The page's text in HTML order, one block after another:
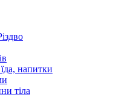
напитки
тіла